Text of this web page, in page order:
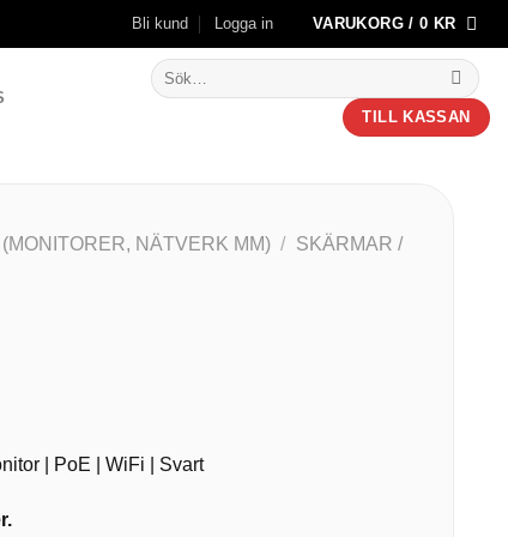
Bli kund Logga in VARUKORG /0 KR
Sök
efter:
TILL KASSAN
NÄTVERK MM) / SKÄRMAR /
| PoE | WiFi | Svart